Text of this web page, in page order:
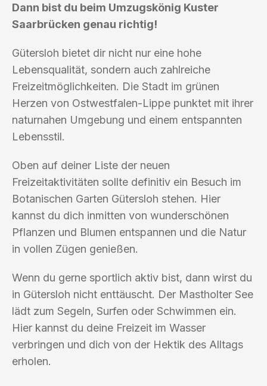
Dann bist du beim Umzugskönig Kuster
Saarbrücken genau richtig!
Gütersloh bietet dir nicht nur eine hohe
Lebensqualität, sondern auch zahlreiche
Freizeitmöglichkeiten. Die Stadt im grünen
Herzen von Ostwestfalen-Lippe punktet mit ihrer
naturnahen Umgebung und einem entspannten
Lebensstil.
Oben auf deiner Liste der neuen
Freizeitaktivitäten sollte definitiv ein Besuch im
Botanischen Garten Gütersloh stehen. Hier
kannst du dich inmitten von wunderschönen
Pflanzen und Blumen entspannen und die Natur
in vollen Zügen genießen.
Wenn du gerne sportlich aktiv bist, dann wirst du
in Gütersloh nicht enttäuscht. Der Mastholter See
lädt zum Segeln, Surfen oder Schwimmen ein.
Hier kannst du deine Freizeit im Wasser
verbringen und dich von der Hektik des Alltags
erholen.